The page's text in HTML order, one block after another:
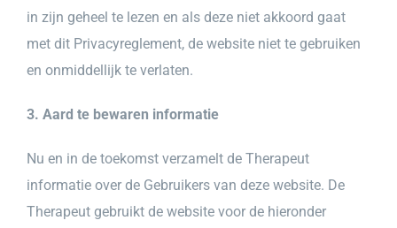
in zijn geheel te lezen en als deze niet akkoord gaat
met dit Privacyreglement, de website niet te gebruiken
en onmiddellijk te verlaten.
3. Aard te bewaren informatie
Nu en in de toekomst verzamelt de Therapeut
informatie over de Gebruikers van deze website. De
Therapeut gebruikt de website voor de hieronder